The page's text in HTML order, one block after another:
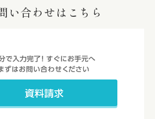
い合わせはこちら